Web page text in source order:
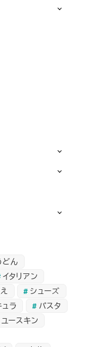
どん
イタリアン
シューズ
ラ
パスタ
ユースキン